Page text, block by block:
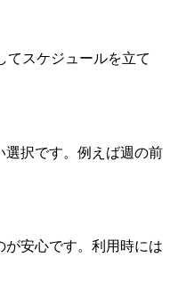
てスケジュールを立て
選択です。例えば週の前
安心です。利用時には